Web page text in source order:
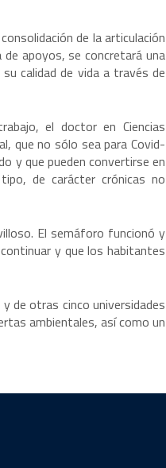
de la articulación
de apoyos, se concretará una
calidad de vida a través de
el doctor en Ciencias
que no sólo sea para Covid-
y que pueden convertirse en
de carácter crónicas no
El semáforo funcionó y
y que los habitantes
de otras cinco universidades
ambientales, así como un